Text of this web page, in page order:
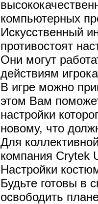
компьютерных
Искусственный
противостоят
Они могут
действиям
В игре можно
этом Вам
настройки
новому, что
Для
компания Crytek
Настройки
Будьте готовы в
освободить